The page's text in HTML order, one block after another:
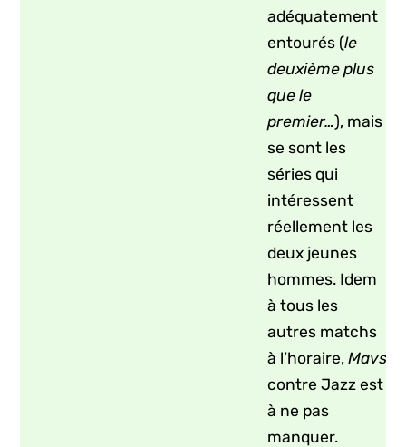
adéquatement
entourés (le
deuxième plus
que le
premier…), mais
se sont les
séries qui
intéressent
réellement les
deux jeunes
hommes. Idem
à tous les
autres matchs
à l’horaire,Mavs
contre Jazz est
à ne pas
manquer.